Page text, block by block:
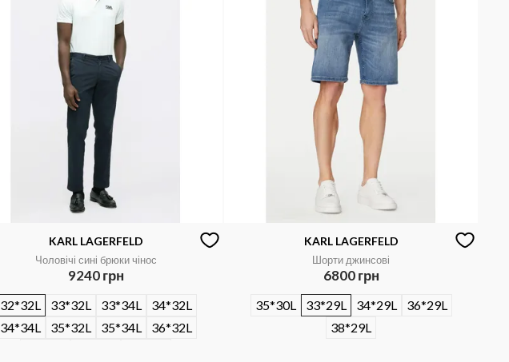
KARL LAGERFELD
Чоловічі сині брюки чінос
9240 грн
32*32L 33*32L 33*34L
34*32L
34*34L
35*32L 35*34L
36*32L
KARL LAGERFELD
Шорти джинсові
6800 грн
35*30L 33*29L 34*29L
36*29L
38*29L